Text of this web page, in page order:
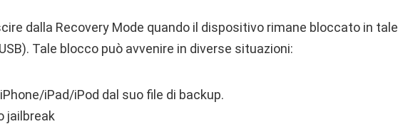
dalla Recovery Mode quando il dispositivo rimane bloccato in tale
Tale blocco può avvenire in diverse situazioni:
iPad/iPod dal suo file di backup.
jailbreak